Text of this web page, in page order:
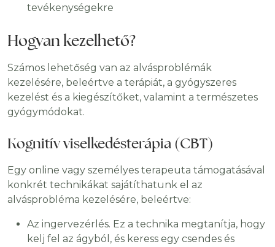
tevékenységekre
Hogyan kezelhető?
Számos lehetőség van az alvásproblémák
kezelésére, beleértve a terápiát, a gyógyszeres
kezelést és a kiegészítőket, valamint a természetes
gyógymódokat.
Kognitív viselkedésterápia (CBT)
Egy online vagy személyes terapeuta támogatásával
konkrét technikákat sajátíthatunk el az
alvásprobléma kezelésére, beleértve:
Az ingervezérlés. Ez a technika megtanítja, hogy
kelj fel az ágyból, és keress egy csendes és